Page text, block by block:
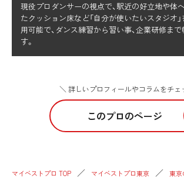
現役プロダンサーの視点で、駅近の好立地や体
たクッション床など「自分が使いたいスタジオ
用可能で、ダンス練習から習い事、企業研修ま
す。
＼ 詳しいプロフィールやコラムをチェ
このプロのページ
マイベストプロ TOP マイベストプロ東京
東京